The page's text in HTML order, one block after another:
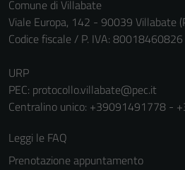
Comune di Villabate
Viale Europa, 142 - 90039 Villabate
Codice fiscale / P. IVA: 80018460826
URP
PEC: protocollo.villabate@pec.it
Centralino unico: +39091491778 -
Leggi le FAQ
Prenotazione appuntamento